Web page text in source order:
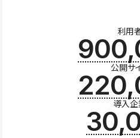
利用
公開サ
導入企